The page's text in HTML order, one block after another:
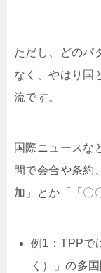
ただし、どのパ
なく、やはり国
流です。
国際ニュースな
間で会合や条約
加」とか「「〇
例1：TPPで
く）」の多